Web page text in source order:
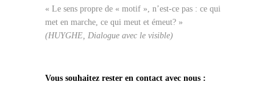
« Le sens propre de « motif », n’est-ce pas : ce qui
met en marche, ce qui meut et émeut? »
(HUYGHE, Dialogue avec le visible)
Vous souhaitez rester en contact avec nous :